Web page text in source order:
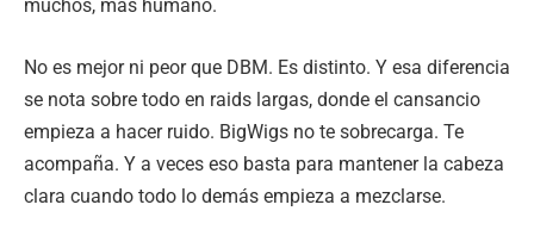
muchos, más humano.
No es mejor ni peor que DBM. Es distinto. Y esa diferencia
se nota sobre todo en raids largas, donde el cansancio
empieza a hacer ruido. BigWigs no te sobrecarga. Te
acompaña. Y a veces eso basta para mantener la cabeza
clara cuando todo lo demás empieza a mezclarse.